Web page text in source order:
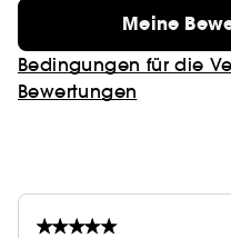
Meine
Bedingungen für die
Bewertungen